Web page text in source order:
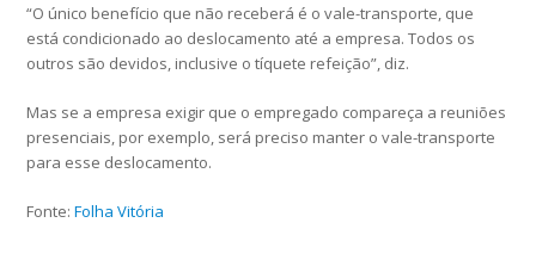
“O único benefício que não receberá é o vale-transporte, que
está condicionado ao deslocamento até a empresa. Todos os
outros são devidos, inclusive o tíquete refeição”, diz.
Mas se a empresa exigir que o empregado compareça a reuniões
presenciais, por exemplo, será preciso manter o vale-transporte
para esse deslocamento.
Fonte:Folha Vitória